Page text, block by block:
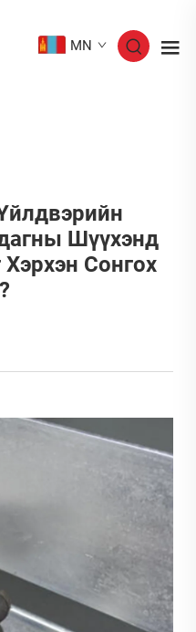
MN
Шүүхэнд
Сонгох